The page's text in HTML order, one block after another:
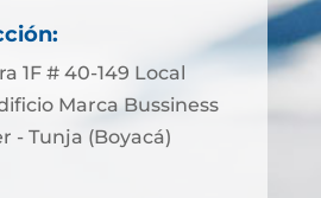
1F # 40-149 Local
Marca Bussiness
- Tunja (Boyacá)